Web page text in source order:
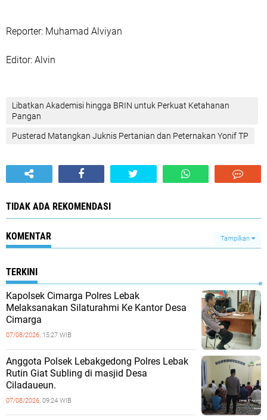
‎Reporter: Muhamad Alviyan
‎Editor: Alvin
Libatkan Akademisi hingga BRIN untuk Perkuat Ketahanan
Pangan
Pusterad Matangkan Juknis Pertanian dan Peternakan Yonif TP
TIDAK ADA REKOMENDASI
KOMENTAR Tampilkan
TERKINI
Kapolsek Cimarga Polres Lebak
Melaksanakan Silaturahmi Ke Kantor Desa
Cimarga
07/08/2026, 15:27 WIB
Anggota Polsek Lebakgedong Polres Lebak
Rutin Giat Subling di masjid Desa
Ciladaueun.
07/08/2026, 09:24 WIB